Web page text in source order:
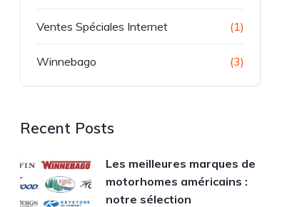
Ventes Spéciales Internet (1)
Winnebago (3)
Recent Posts
Les meilleures marques de
motorhomes américains :
notre sélection